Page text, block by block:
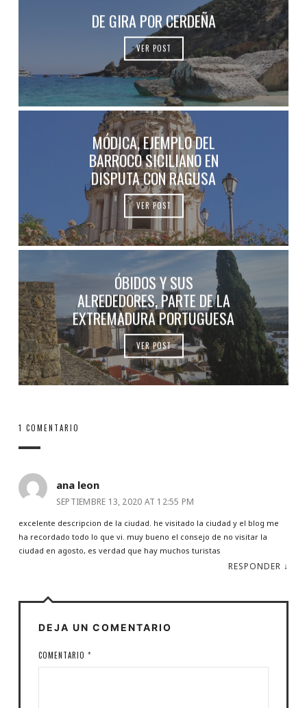
DE GIRA POR CERDEÑA
VER POST
MÓDICA, EJEMPLO DEL
BARROCO SICILIANO EN
DISPUTA CON RAGUSA
VER POST
ÓBIDOS Y SUS
ALREDEDORES, PARTE DE LA
EXTREMADURA PORTUGUESA
VER POST
1 COMENTARIO
ana leon
SEPTIEMBRE 13, 2020 AT 12:55 PM
excelente descripcion de la ciudad. he visitado la ciudad y el blog me
ha recordado todo lo que vi. muy bueno el consejo de no visitar la
ciudad en agosto, es verdad que hay muchos turistas
RESPONDER ↓
DEJA UN COMENTARIO
COMENTARIO *